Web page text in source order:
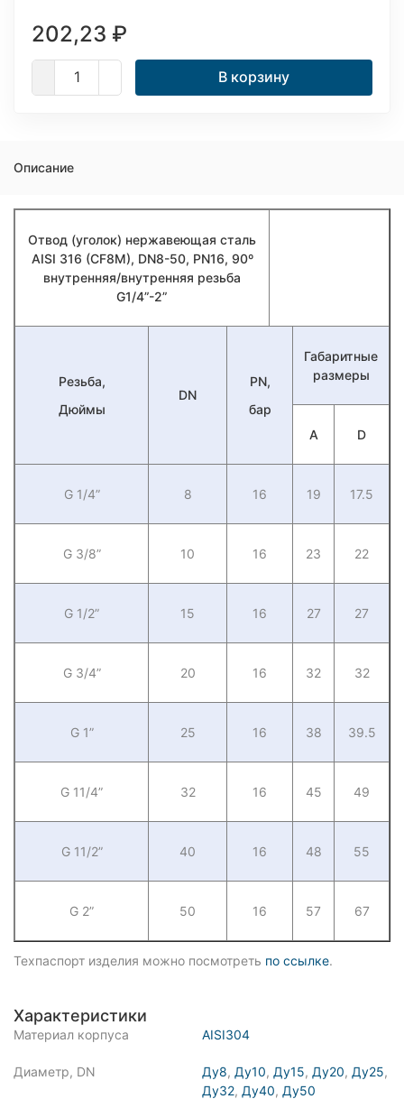
202,23 ₽
В корзину
Описание
Отвод (уголок) нержавеющая сталь
AISI 316 (CF8M), DN8-50, PN16, 90º
внутренняя/внутренняя резьба
G1/4”-2”
Резьба,
Дюймы
DN
PN,
бар
Габаритные
размеры
А D
G 1/4” 8 16 19 17.5
G 3/8” 10 16 23 22
G 1/2” 15 16 27 27
G 3/4” 20 16 32 32
G 1” 25 16 38 39.5
G 11/4” 32 16 45 49
G 11/2” 40 16 48 55
G 2” 50 16 57 67
Техпаспорт изделия можно посмотреть по ссылке.
Характеристики
Материал корпуса AISI304
Диаметр, DN Ду8, Ду10, Ду15, Ду20, Ду25,
Ду32, Ду40, Ду50